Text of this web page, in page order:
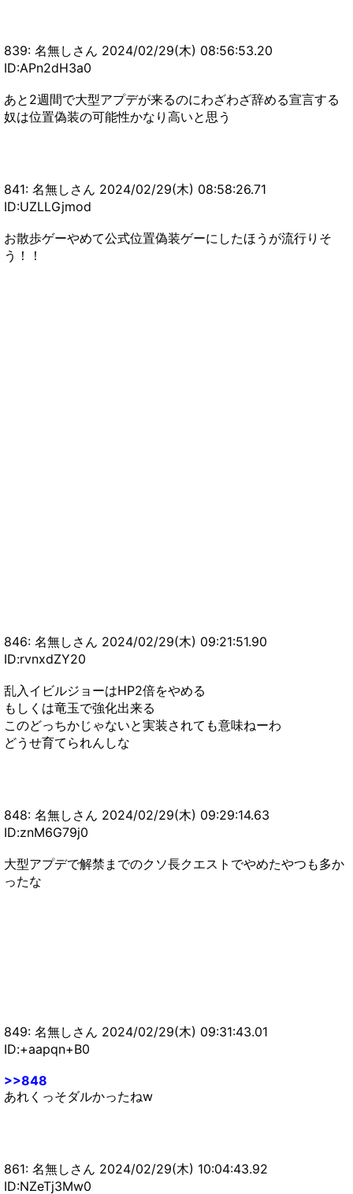
839: 名無しさん 2024/02/29(木) 08:56:53.20
ID:APn2dH3a0
あと2週間で大型アプデが来るのにわざわざ辞める宣言する
奴は位置偽装の可能性かなり高いと思う
841: 名無しさん 2024/02/29(木) 08:58:26.71
ID:UZLLGjmod
お散歩ゲーやめて公式位置偽装ゲーにしたほうが流行りそ
う！！
846: 名無しさん 2024/02/29(木) 09:21:51.90
ID:rvnxdZY20
乱入イビルジョーはHP2倍をやめる
もしくは竜玉で強化出来る
このどっちかじゃないと実装されても意味ねーわ
どうせ育てられんしな
848: 名無しさん 2024/02/29(木) 09:29:14.63
ID:znM6G79j0
大型アプデで解禁までのクソ長クエストでやめたやつも多か
ったな
849: 名無しさん 2024/02/29(木) 09:31:43.01
ID:+aapqn+B0
>>848
あれくっそダルかったねw
861: 名無しさん 2024/02/29(木) 10:04:43.92
ID:NZeTj3Mw0